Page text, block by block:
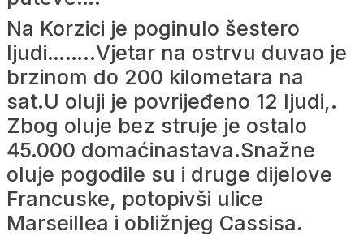
Na Korzici je poginulo šestero
ljudi……..Vjetar na ostrvu duvao je
brzinom do 200 kilometara na
sat.U oluji je povrijeđeno 12 ljudi,.
Zbog oluje bez struje je ostalo
45.000 domaćinastava.Snažne
oluje pogodile su i druge dijelove
Francuske, potopivši ulice
Marseillea i obližnjeg Cassisa.